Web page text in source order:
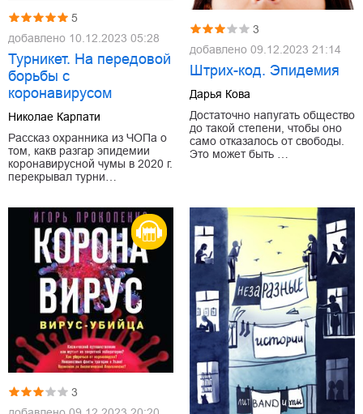
5
добавлено 10.12.2023 05:28
Турникет. На передовой
борьбы с
коронавирусом
Николае Карпати
Рассказ охранника из ЧОПа о
том, какв разгар эпидемии
коронавирусной чумы в 2020 г.
перекрывал турни…
3
добавлено 09.12.2023 21:14
Штрих-код. Эпидемия
Дарья Кова
Достаточно напугать общество
до такой степени, чтобы оно
само отказалось от свободы.
Это может быть …
3